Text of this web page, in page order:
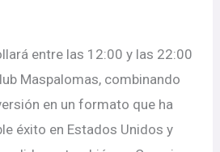
entre las 12:00 y las 22:00
Maspalomas, combinando
en un formato que ha
éxito en Estados Unidos y